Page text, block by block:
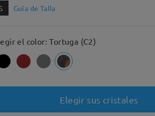
Guía de Talla
el color: Tortuga (C2)
Elegir sus cristales